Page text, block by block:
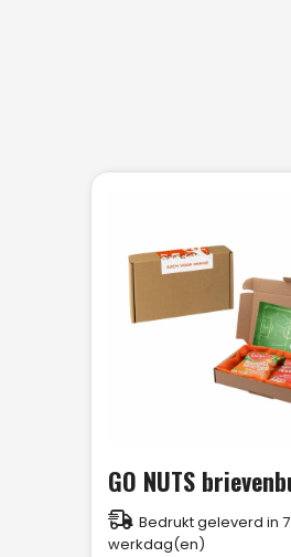
Bedrukt geleverd in 7
werkdag(en)